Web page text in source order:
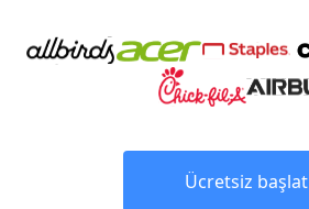
Ücretsiz başlat